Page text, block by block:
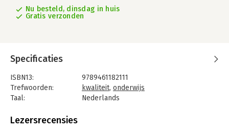
Nu besteld, dinsdag in huis
Gratis verzonden
Specificaties
ISBN13:
9789461182111
Trefwoorden:
kwaliteit, onderwijs
Taal:
Nederlands
Aantal pagina's:
Lezersrecensies